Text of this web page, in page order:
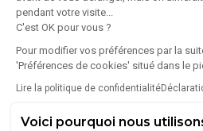
pendant votre visite...
C'est OK pour vous ?
Pour modifier vos préférences par la
'Préférences de cookies' situé dans le
Lire la politique de confidentialité
Voici pourquoi nous
à Paris -
poste) Prix moyen (€/